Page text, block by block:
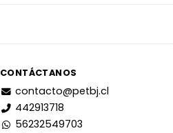
CONTÁCTANOS
contacto@petbj.cl
442913718
56232549703